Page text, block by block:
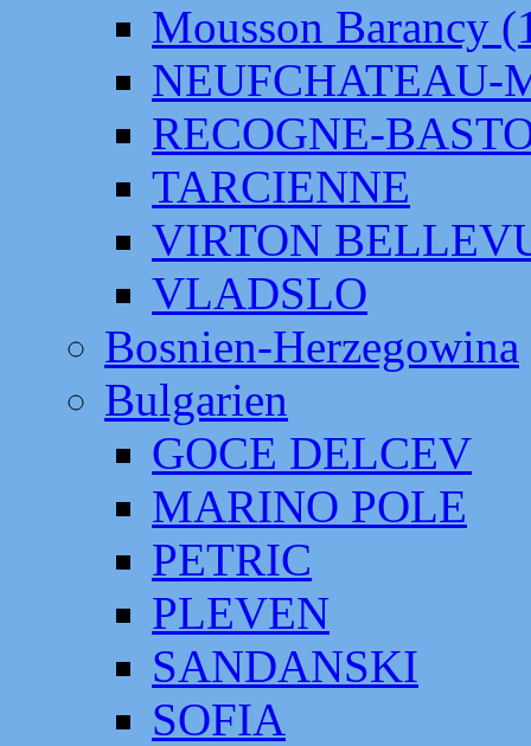
Mousson Barancy
NEUFCHATEAU-
RECOGNE-
TARCIENNE
VIRTON
VLADSLO
Bosnien-Herzegowina
Bulgarien
GOCE DELCEV
MARINO POLE
PETRIC
PLEVEN
SANDANSKI
SOFIA